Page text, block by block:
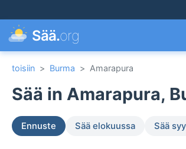
Sää.org
toisiin > Burma > Amarapura
Sää in Amarapura,
Ennuste Sää elokuussa Sää